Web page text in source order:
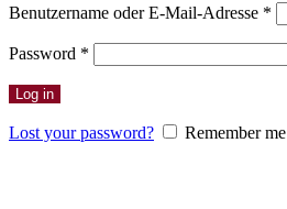
Benutzername oder E-Mail-Adresse *
Password *
Log in
Lost your password? Remember me